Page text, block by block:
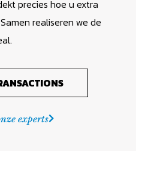
precies hoe u extra
realiseren we de
experts